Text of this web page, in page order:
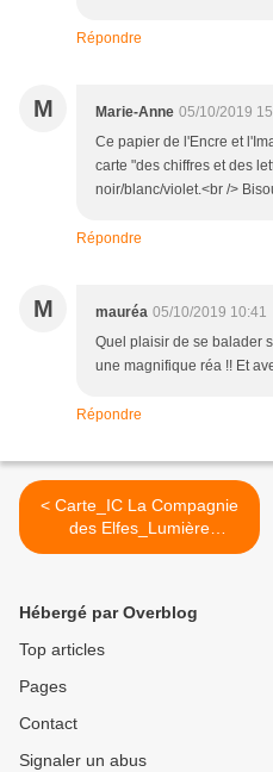
Répondre
M Marie-Anne 05/10/2019
Ce papier de l'Encre et
carte "des chiffres et des
noir/blanc/violet.<br />
Répondre
M mauréa 05/10/2019 10:41
Quel plaisir de se balader
une magnifique réa !! Et
Répondre
< Carte_IC La Compagnie
des Elfes_Lumière
d'automne
Hébergé par Overblog
Top articles
Pages
Contact
Signaler un abus